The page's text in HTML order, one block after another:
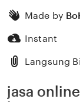
Made by
Instant
Langsung
jasa